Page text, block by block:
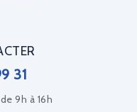
31
9h à 16h